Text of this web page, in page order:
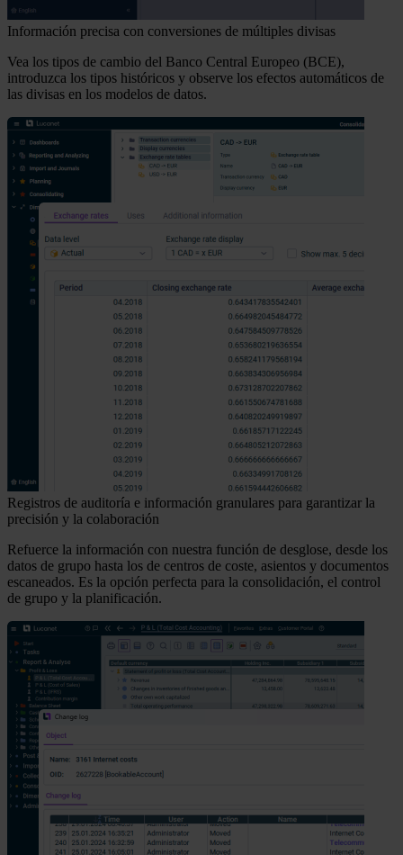
Información precisa con conversiones de múltiples divisas
Vea los tipos de cambio del Banco Central Europeo (BCE),
introduzca los tipos históricos y observe los efectos automáticos de
las divisas en los modelos de datos.
Registros de auditoría e información granulares para garantizar la
precisión y la colaboración
Refuerce la información con nuestra función de desglose, desde los
datos de grupo hasta los de centros de coste, asientos y documentos
escaneados. Es la opción perfecta para la consolidación, el control
de grupo y la planificación.